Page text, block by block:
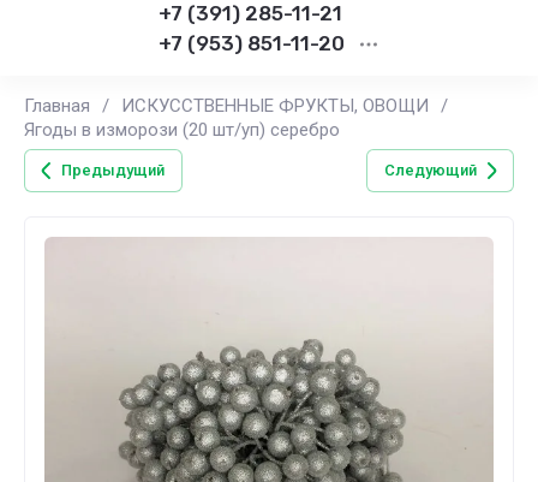
+7 (391) 285-11-21
+7 (953) 851-11-20
Главная / ИСКУССТВЕННЫЕ ФРУКТЫ, ОВОЩИ
/
Ягоды в изморози (20 шт/уп) серебро
Предыдущий Следующий